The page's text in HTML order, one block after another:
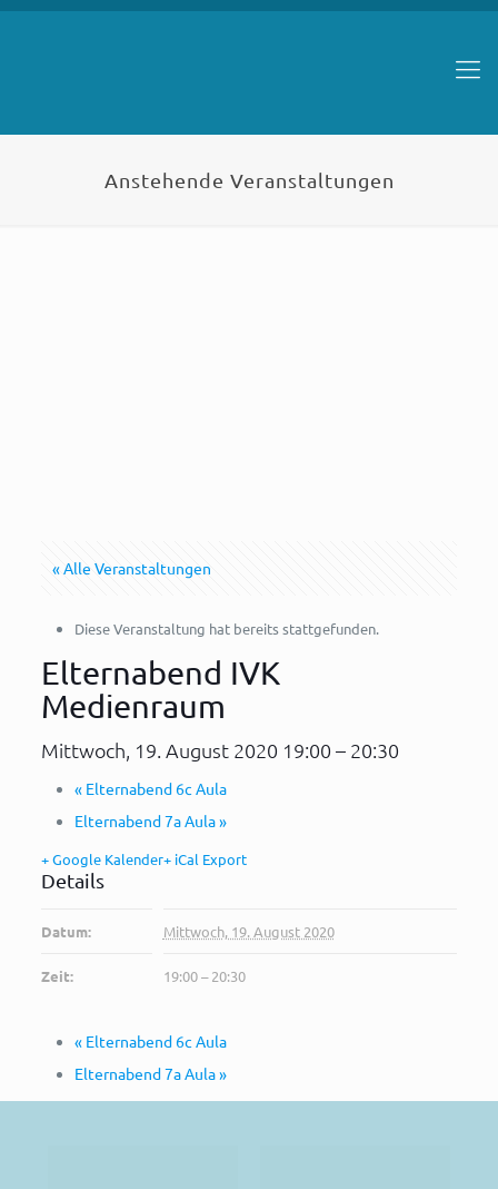
Anstehende Veranstaltungen
« Alle Veranstaltungen
Diese Veranstaltung hat bereits stattgefunden.
Elternabend IVK
Medienraum
Mittwoch, 19. August 2020 19:00 – 20:30
«Elternabend 6c Aula
Elternabend 7a Aula»
+ Google Kalender+ iCal Export
Details
Datum: Mittwoch, 19. August 2020
Zeit: 19:00 – 20:30
«Elternabend 6c Aula
Elternabend 7a Aula»